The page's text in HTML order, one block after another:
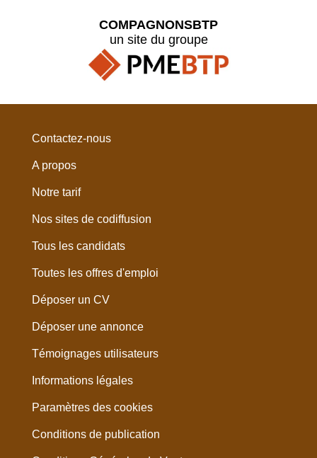
COMPAGNONSBTP
un site du groupe
Contactez-nous
A propos
Notre tarif
Nos sites de codiffusion
Tous les candidats
Toutes les offres d'emploi
Déposer un CV
Déposer une annonce
Témoignages utilisateurs
Informations légales
Paramètres des cookies
Conditions de publication